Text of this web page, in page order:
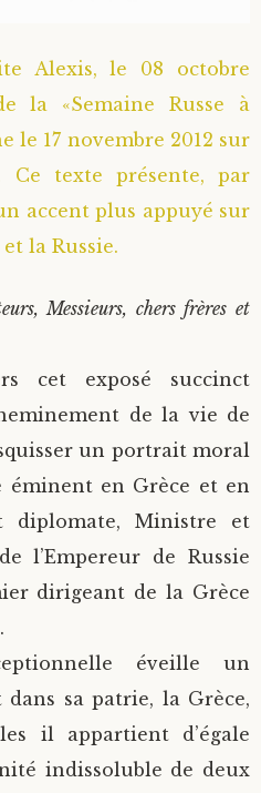
(Abachidzé)
Spiléote
(Pospelov)
Alexis, le 08 octobre
la «Semaine Russe à
le 17 novembre 2012 sur
Ce texte présente, par
accent plus appuyé sur
la Russie.
Messieurs, chers frères et
cet exposé succinct
de la vie de
un portrait moral
en Grèce et en
diplomate, Ministre et
l’Empereur de Russie
dirigeant de la Grèce
éveille un
sa patrie, la Grèce,
il appartient d’égale
indissoluble de deux